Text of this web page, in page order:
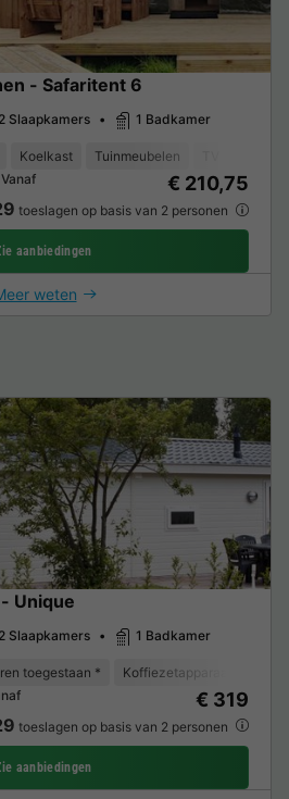
- Safaritent 6
2 Slaapkamers 1 Badkamer
Koelkast Tuinmeubelen
€ 210,75
toeslagen op basis van 2 personen
aanbiedingen
weten
Unique
2 Slaapkamers 1 Badkamer
toegestaan * Koffiezetapparaat
€ 319
toeslagen op basis van 2 personen
aanbiedingen